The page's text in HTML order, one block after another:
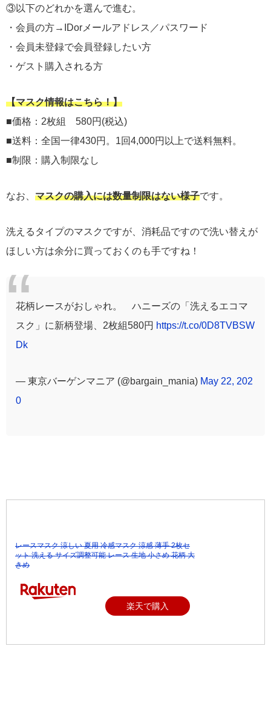
③以下のどれかを選んで進む。
・会員の方→IDorメールアドレス／パスワード
・会員未登録で会員登録したい方
・ゲスト購入される方
【マスク情報はこちら！】
■価格：2枚組 580円(税込)
■送料：全国一律430円。1回4,000円以上で送料無料。
■制限：購入制限なし
なお、 マスクの購入には数量制限はない様子です。
洗えるタイプのマスクですが、消耗品ですので洗い替えが
ほしい方は余分に買っておくのも手ですね！
花柄レースがおしゃれ。 ハニーズの「洗えるエコマ
スク」に新柄登場、2枚組580円 https://t.co/0D8TVBSW
Dk
— 東京バーゲンマニア (@bargain_mania) May 22, 202
0
レースマスク 涼しい 夏用 冷感マスク 涼感 薄手 2枚セ
ット 洗える サイズ調整可能 レース 生地 小さめ 花柄 大
きめ
楽天で購入